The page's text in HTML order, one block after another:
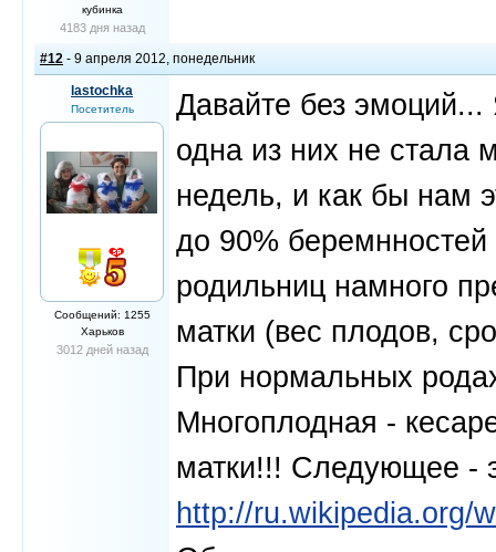
кубинка
4183 дня назад
#12 - 9 апреля 2012, понедельник
lastochka
Посетитель
Сообщений: 1255
Харьков
3012 дней назад
Давайте без
одна из них не стала
недель, и как бы нам
до 90%
родильниц намного
матки (вес плодов,
При нормальных
Многоплодная -
матки!!! Следующее -
http://ru.wikipedia.org/